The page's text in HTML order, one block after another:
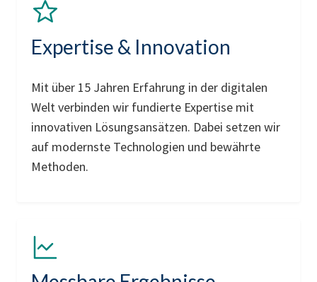
Expertise & Innovation
Mit über 15 Jahren Erfahrung in der digitalen
Welt verbinden wir fundierte Expertise mit
innovativen Lösungsansätzen. Dabei setzen wir
auf modernste Technologien und bewährte
Methoden.